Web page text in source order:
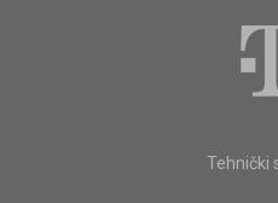
Tehnički